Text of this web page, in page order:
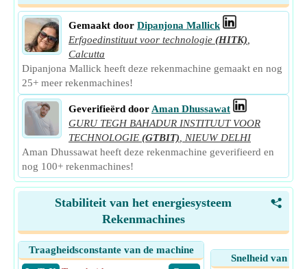
Gemaakt door Dipanjona Mallick
Erfgoedinstituut voor technologie (HITK)
Calcutta
Dipanjona Mallick heeft deze rekenmachine gemaakt en nog
25+ meer rekenmachines!
Geverifieërd door Aman Dhussawat
GURU TEGH BAHADUR INSTITUUT VOOR
TECHNOLOGIE (GTBIT)
NIEUW DELHI
Aman Dhussawat heeft deze rekenmachine geverifieerd en
nog 100+ rekenmachines!
<
Stabiliteit van het energiesysteem
Rekenmachines
Traagheidsconstante van de machine
Snelheid van